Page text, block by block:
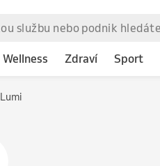
Wellness Zdraví Sport
Lumi